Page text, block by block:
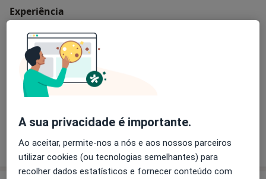
Experiência
Especialista em Cirurgia e Implantologia Dentária
Principais doenças tratadas
Anormalidades Dentárias
Diastema
Abrasão Dentária
Mostrar mais detalhes
sobre a experiência
A sua privacidade é importante.
Ao aceitar, permite-nos a nós e aos nossos parceiros
utilizar cookies (ou tecnologias semelhantes) para
recolher dados estatísticos e fornecer conteúdo com